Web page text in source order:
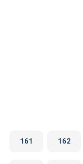
161 162